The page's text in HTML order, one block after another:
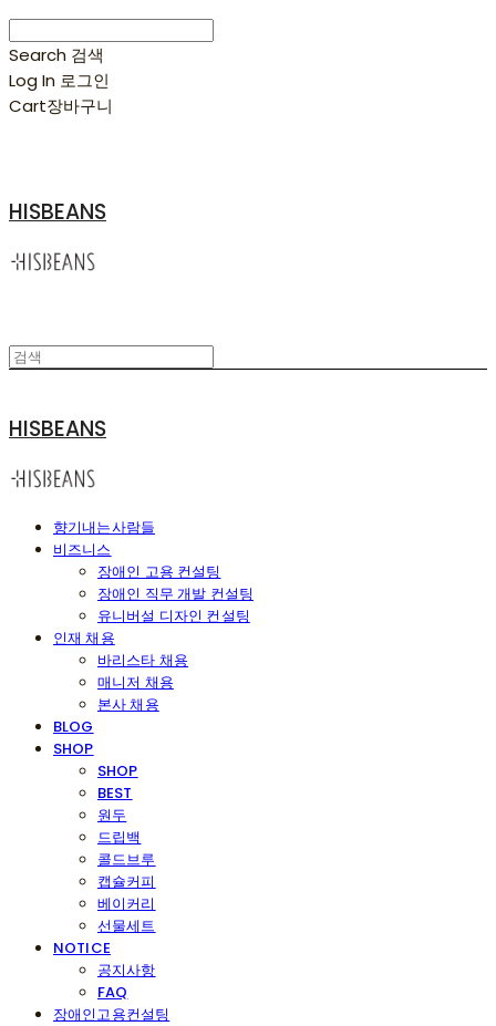
Search 검색
Log In 로그인
Cart장바구니
HISBEANS
HISBEANS
향기내는사람들
비즈니스
장애인 고용 컨설팅
장애인 직무 개발 컨설팅
유니버설 디자인 컨설팅
인재 채용
바리스타 채용
매니저 채용
본사 채용
BLOG
SHOP
SHOP
BEST
원두
드립백
콜드브루
캡슐커피
베이커리
선물세트
NOTICE
공지사항
FAQ
장애인고용컨설팅